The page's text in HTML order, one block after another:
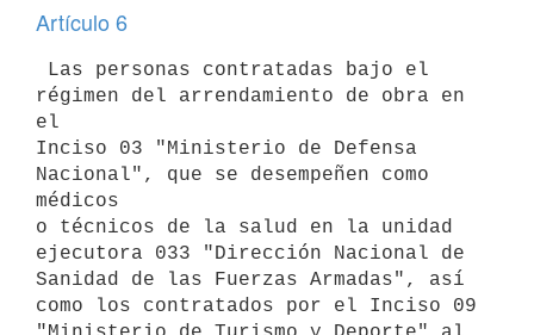
Artículo 6
Las personas contratadas bajo el
régimen del arrendamiento de obra en
el
Inciso 03 "Ministerio de Defensa
Nacional", que se desempeñen como
médicos
o técnicos de la salud en la unidad
ejecutora 033 "Dirección Nacional de
Sanidad de las Fuerzas Armadas", así
como los contratados por el Inciso 09